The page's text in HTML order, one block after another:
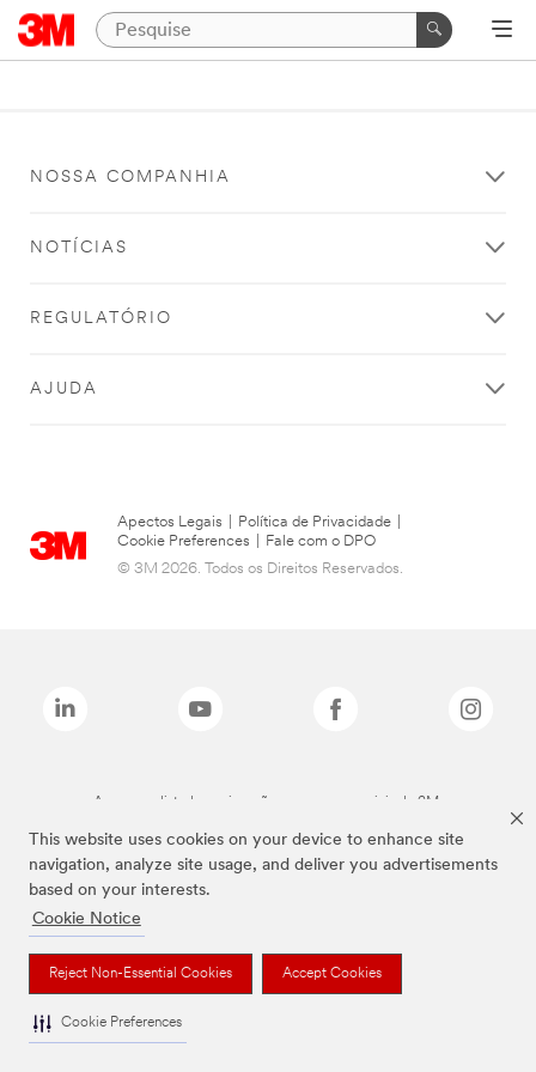
This website uses cookies on your device to enhance site
navigation, analyze site usage, and deliver you advertisements
based on your interests.
Cookie Notice
Reject Non-Essential Cookies Accept Cookies
Cookie Preferences
NOSSA COMPANHIA
NOTÍCIAS
REGULATÓRIO
AJUDA
Apectos Legais Política de Privacidade
Cookie Preferences
Fale com o DPO
© 3M 2026. Todos os Direitos Reservados.
As marcas listadas a cima são marcas comerciais da 3M.